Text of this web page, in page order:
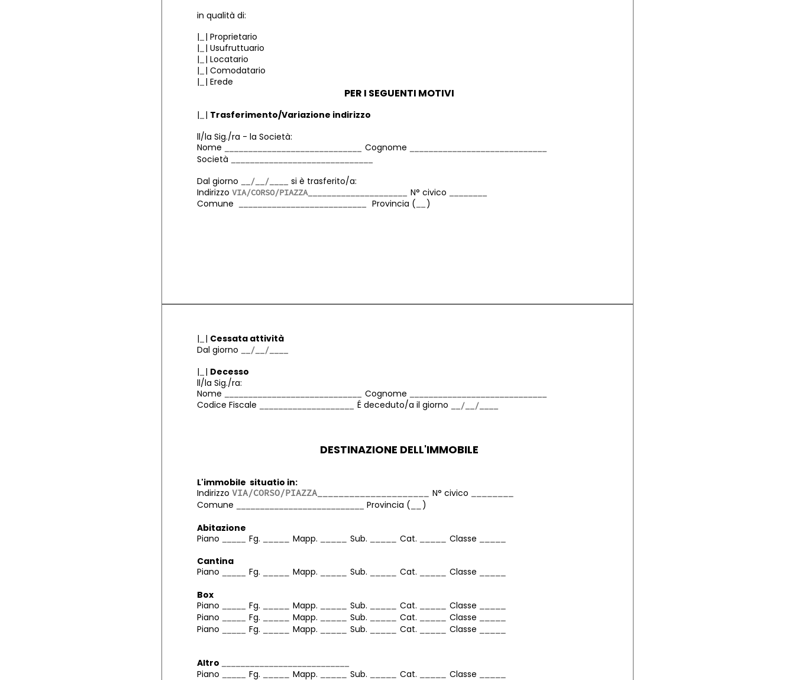
in qualità di:
| | Proprietario
| | Usufruttuario
| | Locatario
| | Comodatario
| | Erede
PER I SEGUENTI MOTIVI
| | Trasferimento/Variazione indirizzo
ll/la Sig./ra - la Società:
Nome
Cognome
Società
Dal giorno
si è trasferito/a:
Indirizzo
N° civico
Comune
Provincia ( )
| | Cessata attività
Dal giorno
| | Decesso
ll/la Sig./ra:
Nome
Cognome
Codice Fiscale
É deceduto/a il giorno
DESTINAZIONE DELL'IMMOBILE
L'immobile situatio in:
Indirizzo
N° civico
Comune
Provincia (
)
Abitazione
Piano
Fg. Mapp. Sub. Cat.
Classe
Cantina
Piano
Fg. Mapp. Sub. Cat.
Classe
Box
Piano
Fg. Mapp. Sub. Cat.
Classe
Piano
Fg. Mapp. Sub. Cat.
Classe
Piano
Fg. Mapp. Sub. Cat. Classe
Altro
Piano
Fg. Mapp. Sub. Cat. Classe